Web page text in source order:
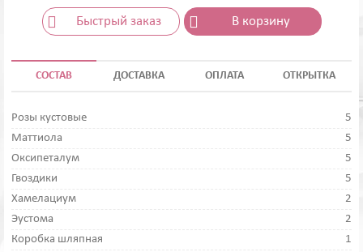
Быстрый заказ В корзину
СОСТАВ ДОСТАВКА ОПЛАТА ОТКРЫТКА
Розы кустовые
5
Маттиола
5
Оксипеталум
5
Гвоздики
5
Хамелациум
2
Эустома
2
Коробка шляпная
1